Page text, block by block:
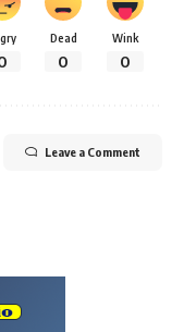
Dead
0
Wink
0
Leave a Comment